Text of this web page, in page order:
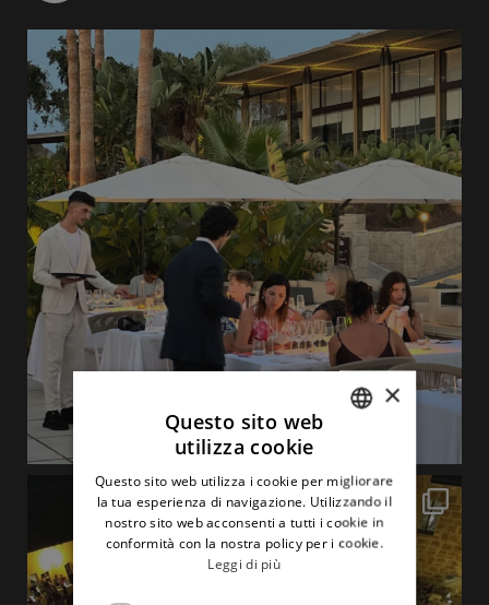
ENGLISH
×
Questo sito web
utilizza cookie
Questo sito web utilizza i cookie per migliorare
la tua esperienza di navigazione. Utilizzando il
nostro sito web acconsenti a tutti i cookie in
conformità con la nostra policy per i cookie.
Leggi di più